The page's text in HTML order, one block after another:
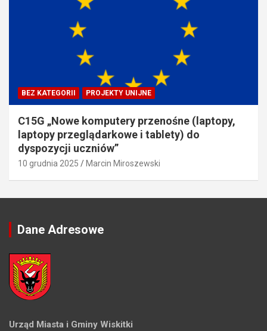
BEZ KATEGORII PROJEKTY UNIJNE
C15G „Nowe komputery przenośne (laptopy,
laptopy przeglądarkowe i tablety) do
dyspozycji uczniów”
10 grudnia 2025 Marcin Miroszewski
Dane Adresowe
Urząd Miasta i Gminy Wiskitki